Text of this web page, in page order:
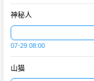
神秘人
07-29 08:00
山猫